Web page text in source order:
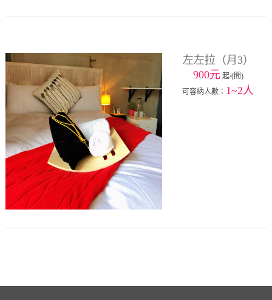
左左拉（月3）
900元起/(間)
可容納人數： 1~2人